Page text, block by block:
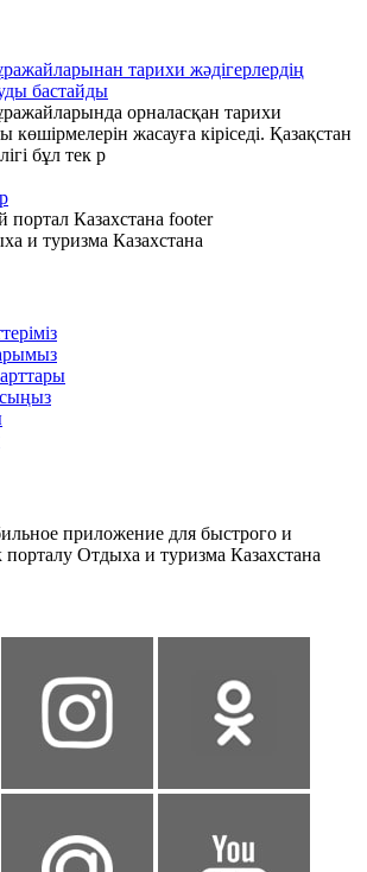
тарихи жәдігерлердің
бастайды
орналасқан тарихи
көшірмелерін жасауға кіріседі. Қазақстан
бұл тек р
и туризма Казахстана
приложение для быстрого и
порталу Отдыха и туризма Казахстана